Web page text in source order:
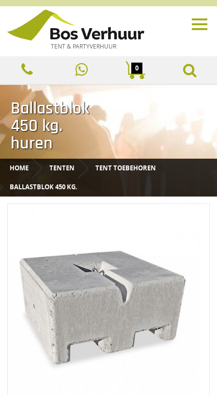
TENT & PARTYVERHUUR
0
Ballastblok
450 kg.
huren
HOME TENTEN TENT TOEBEHOREN
BALLASTBLOK 450 KG.